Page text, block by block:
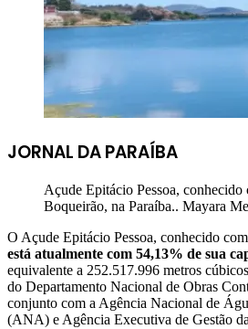
JORNAL DA PARAÍBA
Açude Epitácio Pessoa, conhecido
Boqueirão, na Paraíba.. Mayara
O Açude Epitácio Pessoa, conhecido
está atualmente com 54,13% de sua
equivalente a 252.517.996 metros
do Departamento Nacional de Obras
conjunto com a Agência Nacional de
(ANA) e Agência Executiva de Gestão